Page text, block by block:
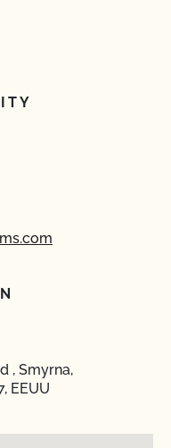
, Smyrna,
EEUU